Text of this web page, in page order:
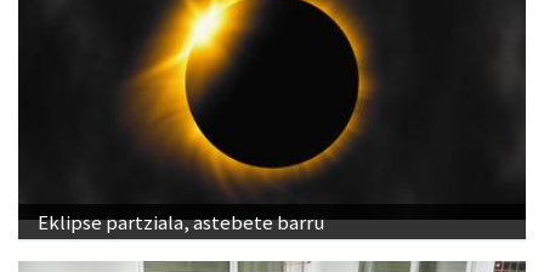
Eklipse partziala, astebete barru